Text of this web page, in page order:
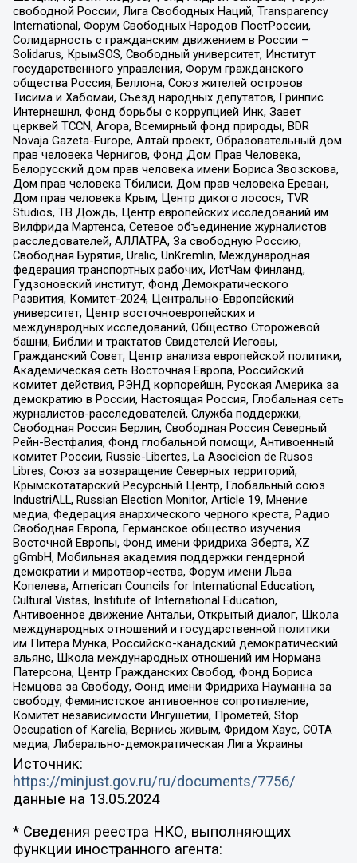
свободной России, Лига Свободных Наций, Transparеncy
International, Форум Свободных Народов ПостРоссии,
Солидарность с гражданским движением в России –
Solidarus, КрымSOS, Свободный университет, Институт
государственного управления, Форум гражданского
общества Россия, Беллона, Союз жителей островов
Тисима и Хабомаи, Съезд народных депутатов, Гринпис
Интернешнл, Фонд борьбы с коррупцией Инк, Завет
церквей TCCN, Агора, Всемирный фонд природы, BDR
Novaja Gazeta-Europe, Алтай проект, Образовательный дом
прав человека Чернигов, Фонд Дом Прав Человека,
Белорусский дом прав человека имени Бориса Звозскова,
Дом прав человека Тбилиси, Дом прав человека Ереван,
Дом прав человека Крым, Центр дикого лосося, TVR
Studios, ТВ Дождь, Центр европейских исследований им
Вилфрида Мартенса, Сетевое объединение журналистов
расследователей, АЛЛАТРА, За свободную Россию,
Свободная Бурятия, Uralic, UnKremlin, Международная
федерация транспортных рабочих, ИстЧам Финланд,
Гудзоновский институт, Фонд Демократического
Развития, Комитет-2024, Центрально-Европейский
университет, Центр восточноевропейских и
международных исследований, Общество Сторожевой
башни, Библии и трактатов Свидетелей Иеговы,
Гражданский Совет, Центр анализа европейской политики,
Академическая сеть Восточная Европа, Российский
комитет действия, РЭНД корпорейшн, Русская Америка за
демократию в России, Настоящая Россия, Глобальная сеть
журналистов-расследователей, Служба поддержки,
Свободная Россия Берлин, Свободная Россия Северный
Рейн-Вестфалия, Фонд глобальной помощи, Антивоенный
комитет России, Russie-Libertes, La Asocicion de Rusos
Libres, Союз за возвращение Северных территорий,
Крымскотатарский Ресурсный Центр, Глобальный союз
IndustriALL, Russian Election Monitor, Article 19, Мнение
медиа, Федерация анархического черного креста, Радио
Свободная Европа, Германское общество изучения
Восточной Европы, Фонд имени Фридриха Эберта, XZ
gGmbH, Мобильная академия поддержки гендерной
демократии и миротворчества, Форум имени Льва
Копелева, American Councils for International Education,
Cultural Vistas, Institute of International Education,
Антивоенное движение Антальи, Открытый диалог, Школа
международных отношений и государственной политики
им Питера Мунка, Российско-канадский демократический
альянс, Школа международных отношений им Нормана
Патерсона, Центр Гражданских Свобод, Фонд Бориса
Немцова за Свободу, Фонд имени Фридриха Науманна за
свободу, Феминистское антивоенное сопротивление,
Комитет независимости Ингушетии, Прометей, Stop
Occupation of Karelia, Вернись живым, Фридом Хаус, СОТА
медиа, Либерально-демократическая Лига Украины
Источник:
https://minjust.gov.ru/ru/documents/7756/
данные на 13.05.2024
* Сведения реестра НКО, выполняющих
функции иностранного агента: